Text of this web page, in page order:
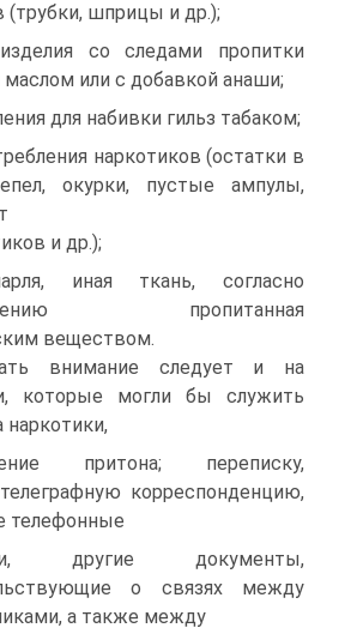
(трубки, шприцы и др.);
со следами пропитки
или с добавкой анаши;
для набивки гильз табаком;
наркотиков (остатки в
окурки, пустые ампулы,
и др.);
иная ткань, согласно
пропитанная
веществом.
внимание следует и на
которые могли бы служить
наркотики,
притона; переписку,
корреспонденцию,
телефонные
другие документы,
о связях между
а также между